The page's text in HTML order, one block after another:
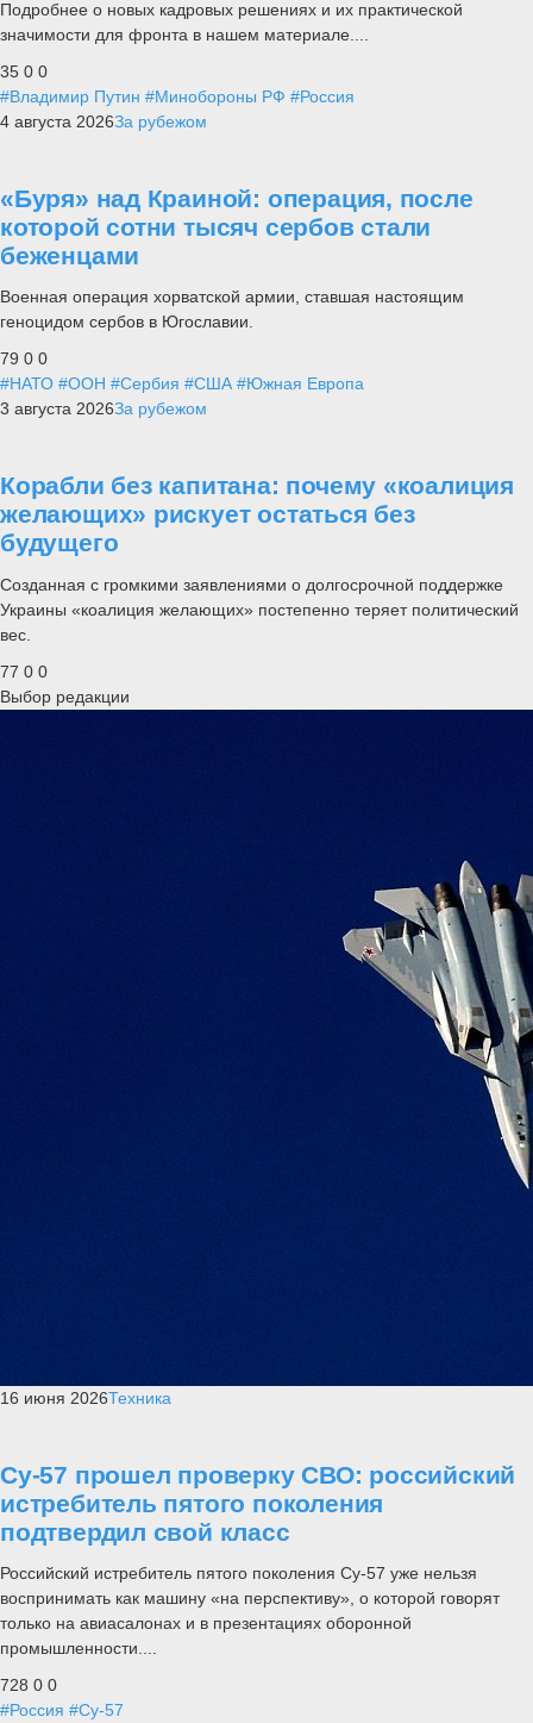
Подробнее о новых кадровых решениях и их практической
значимости для фронта в нашем материале....
35 0 0
#Владимир Путин #Минобороны РФ #Россия
4 августа 2026За рубежом
«Буря» над Краиной: операция, после
которой сотни тысяч сербов стали
беженцами
Военная операция хорватской армии, ставшая настоящим
геноцидом сербов в Югославии.
79 0 0
#НАТО #ООН #Сербия #США #Южная Европа
3 августа 2026За рубежом
Корабли без капитана: почему «коалиция
желающих» рискует остаться без
будущего
Созданная с громкими заявлениями о долгосрочной поддержке
Украины «коалиция желающих» постепенно теряет политический
вес.
77 0 0
Выбор редакции
16 июня 2026Техника
Су-57 прошел проверку СВО: российский
истребитель пятого поколения
подтвердил свой класс
Российский истребитель пятого поколения Су-57 уже нельзя
воспринимать как машину «на перспективу», о которой говорят
только на авиасалонах и в презентациях оборонной
промышленности....
728 0 0
#Россия #Су-57